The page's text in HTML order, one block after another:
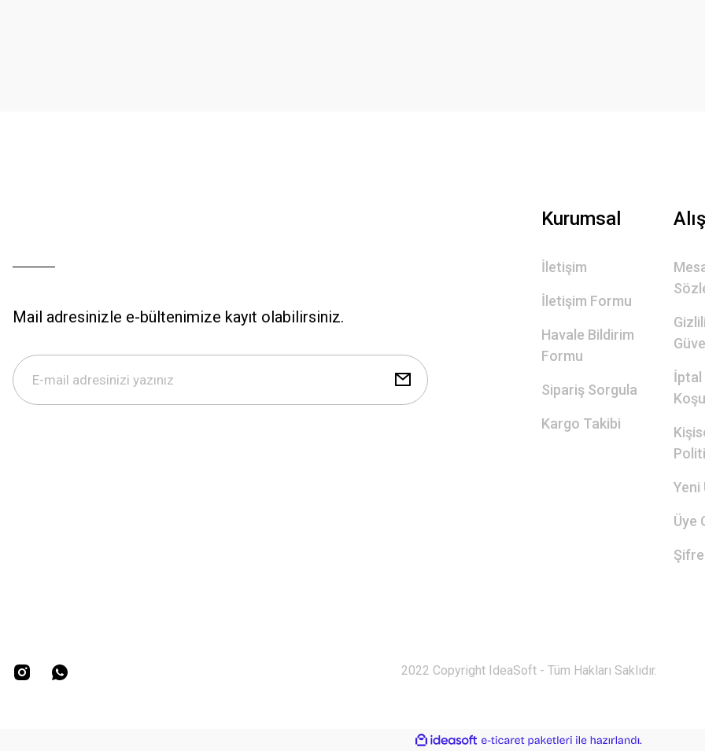
Mail adresinizle e-bültenimize kayıt olabilirsiniz.
Kurumsal
İletişim
İletişim Formu
Havale Bildirim
Formu
Sipariş Sorgula
Kargo Takibi
İptal
Yeni
Üye
2022 Copyright IdeaSoft - Tüm Hakları Saklıdır.
ideasoft
e-